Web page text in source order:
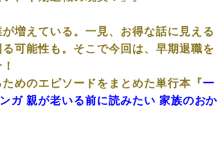
増えている。一見、お得な話に見える
可能性も。そこで今回は、早期退職を
めのエピソードをまとめた単行本『一
ガ 親が老いる前に読みたい 家族のおか